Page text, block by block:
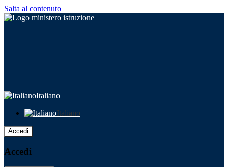
Salta al contenuto
Italiano
Italiano
Accedi
Accedi